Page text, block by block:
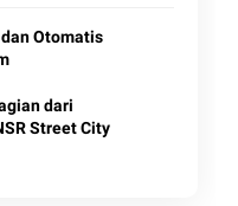
Otomatis
dari
Street City